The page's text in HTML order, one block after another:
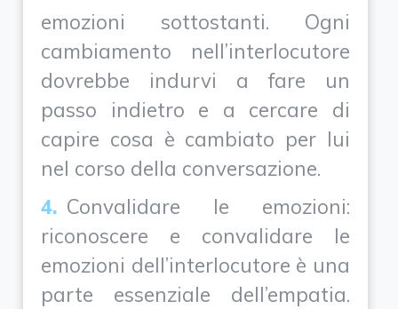
emozioni sottostanti. Ogni
cambiamento nell’interlocutore
dovrebbe indurvi a fare un
passo indietro e a cercare di
capire cosa è cambiato per lui
nel corso della conversazione.
Convalidare le emozioni:
riconoscere e convalidare le
emozioni dell’interlocutore è una
parte essenziale dell’empatia.